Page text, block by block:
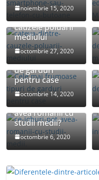
noiembrie 15, 2020
Cateva dintre
cauzele poluarii
mediului
octombrie 27, 2020
Cele mai
frumoase tipuri
de garduri
pentru case
octombrie 14, 2020
Ce joburi pot
avea romanii cu
studii medii?
octombrie 6, 2020